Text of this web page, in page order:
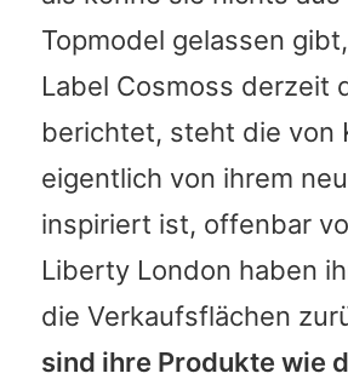
Topmodel gelassen
Label Cosmoss derzeit
berichtet, steht die von
eigentlich von ihrem
inspiriert ist, offenbar
Liberty London haben
die Verkaufsflächen
sind ihre Produkte wie